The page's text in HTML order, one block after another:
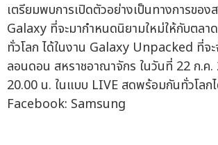
เตรียมพบการเปิดตัวอย่างเป็นทางการของ
Galaxy ที่จะมากำหนดนิยามใหม่ให้กับตลา
ทั่วโลก ได้ในงาน Galaxy Unpacked ที่จ
ลอนดอน สหราชอาณาจักร ในวันที่ 22 ก.ค.
20.00 น. ในแบบ LIVE สดพร้อมกันทั่วโลก
Facebook: Samsung